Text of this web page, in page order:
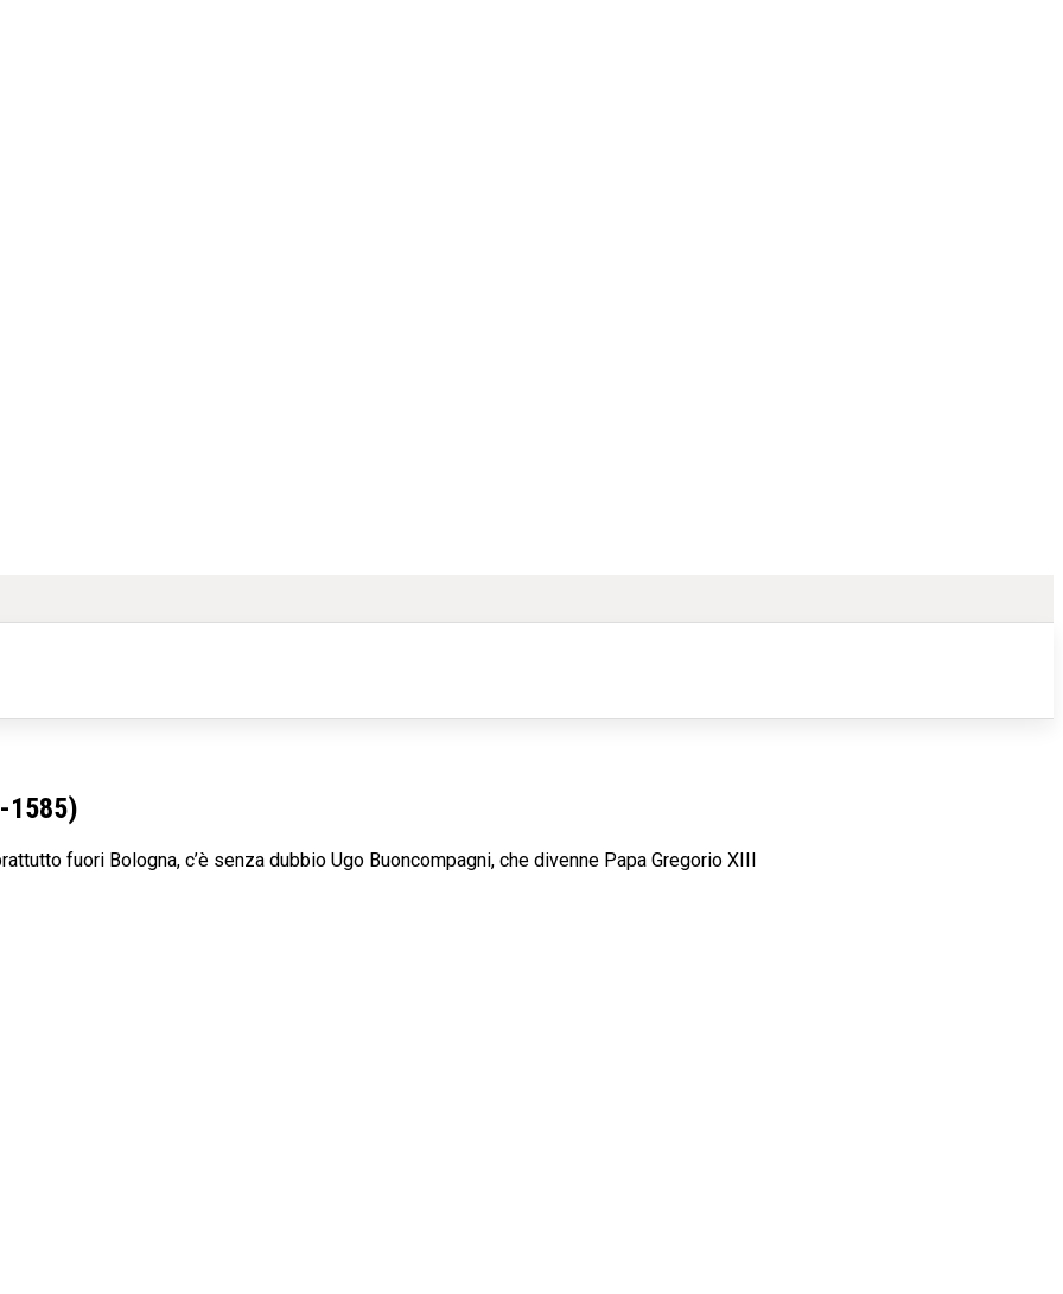
1585)
fuori Bologna, c’è senza dubbio Ugo Buoncompagni, che divenne Papa Gregorio XIII